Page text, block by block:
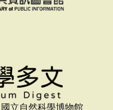
立自然科學博物館